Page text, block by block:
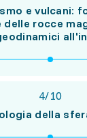
e vulcani:
delle rocce
4/10
della